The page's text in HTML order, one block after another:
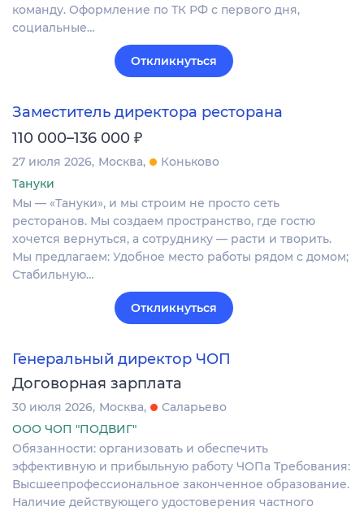
команду. Оформление по ТК РФ с первого дня,
социальные…
Откликнуться
Заместитель директора ресторана
110 000–136 000 ₽
27 июля 2026 Москва
Коньково
Тануки
Мы — «Тануки», и мы строим не просто сеть
ресторанов. Мы создаем пространство, где гостю
хочется вернуться, а сотруднику — расти и творить.
Мы предлагаем: Удобное место работы рядом с домом;
Стабильную…
Откликнуться
Генеральный директор ЧОП
Договорная зарплата
30 июля 2026 Москва
Саларьево
ООО ЧОП "ПОДВИГ"
Обязанности: организовать и обеспечить
эффективную и прибыльную работу ЧОПа Требования:
Высшеепрофессиональное законченное образование.
Наличие действующего удостоверения частного